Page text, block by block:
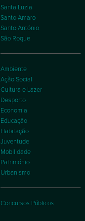
Santa Luzia
Santo Amaro
Santo António
São Roque
Ambiente
Ação Social
Cultura e Lazer
Desporto
Economia
Educação
Habitação
Juventude
Mobilidade
Património
Urbanismo
Concursos Públicos